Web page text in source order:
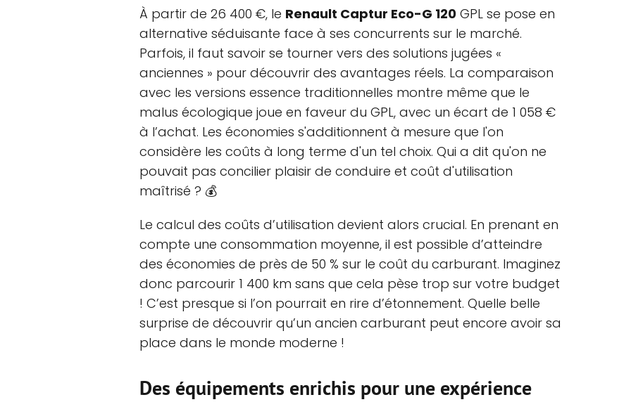
À partir de 26 400 €, le Renault Captur Eco-G 120 GPL se pose en
alternative séduisante face à ses concurrents sur le marché.
Parfois, il faut savoir se tourner vers des solutions jugées «
anciennes » pour découvrir des avantages réels. La comparaison
avec les versions essence traditionnelles montre même que le
malus écologique joue en faveur du GPL, avec un écart de 1 058 €
à l’achat. Les économies s'additionnent à mesure que l'on
considère les coûts à long terme d'un tel choix. Qui a dit qu'on ne
pouvait pas concilier plaisir de conduire et coût d'utilisation
maîtrisé ? 💰
Le calcul des coûts d’utilisation devient alors crucial. En prenant en
compte une consommation moyenne, il est possible d’atteindre
des économies de près de 50 % sur le coût du carburant. Imaginez
donc parcourir 1 400 km sans que cela pèse trop sur votre budget
! C’est presque si l’on pourrait en rire d’étonnement. Quelle belle
surprise de découvrir qu’un ancien carburant peut encore avoir sa
place dans le monde moderne !
Des équipements enrichis pour une expérience